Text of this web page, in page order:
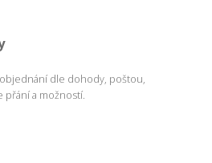
dle dohody, poštou,
a možností.